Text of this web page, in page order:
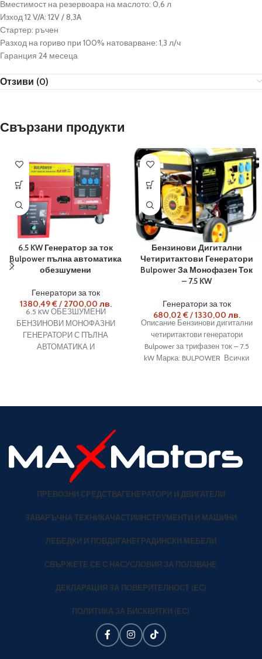
Вместимост на резервоара на маслото: 0,6 л
Изход 12 V/A: 12V / 8,3A
Стартер: ръчен
Разход на гориво при 100% натоварване: 1,3 л/ч
Гаранция 24 месеца
Отзиви (0)
Свързани продукти
6.5 KW Генератор за ток
Bulpower пълна автоматика
обезшумени
Генератори за ток
1380,49€/ 2700,00 лв.
6.5 KW ОБЕЗШУМЕНИ
БЕНЗИНОВИ МОНОФАЗНИ
ГЕНЕРАТОРИ С ПЪЛНА
АВТОМАТИКА И
Бензинови Дигитални
Четиритактови Генератори
Bulpower За Монофазен Ток
– 7.5 KW
Генератори за ток
680,02 €/1330,00 лв.
Описание Бензинови дигитални
четиритактови генератори
Bulpower за трифазен ток – 7.5
kW Марка: BULPOWER Всички
ПРЕВОЗНИ СРЕДСТВАГЕНЕРАТОРИ И ДВИГАТЕЛИ
ЗАВАРЪЧНА ТЕХНИКАЧАСТИИНСТРУМЕНТИ И МАШИНИ
ЛЕБЕДКИ И ПОВДИГАНЕГРАДИНСКИ МЕБЕЛИ
СВЪРЖЕТЕ СЕ С НАСУСЛОВИЯ ЗА ПОЛЗВАНЕ
ДЕКЛАРАЦИЯ ЗА ПОВЕРИТЕЛНОСТ (ЕС)
ПОЛИТИКА ЗА БИСКВИТКИ (ЕС)